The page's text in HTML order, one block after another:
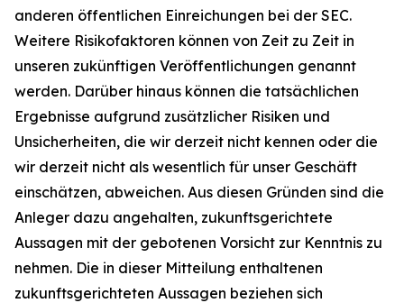
anderen öffentlichen Einreichungen bei der SEC.
Weitere Risikofaktoren können von Zeit zu Zeit in
unseren zukünftigen Veröffentlichungen genannt
werden. Darüber hinaus können die tatsächlichen
Ergebnisse aufgrund zusätzlicher Risiken und
Unsicherheiten, die wir derzeit nicht kennen oder die
wir derzeit nicht als wesentlich für unser Geschäft
einschätzen, abweichen. Aus diesen Gründen sind die
Anleger dazu angehalten, zukunftsgerichtete
Aussagen mit der gebotenen Vorsicht zur Kenntnis zu
nehmen. Die in dieser Mitteilung enthaltenen
zukunftsgerichteten Aussagen beziehen sich